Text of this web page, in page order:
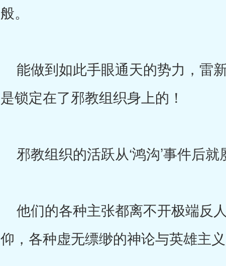
般。
能做到如此手眼通天的势力，雷
是锁定在了邪教组织身上的！
邪教组织的活跃从‘鸿沟’事件后就
他们的各种主张都离不开极端反
仰，各种虚无缥缈的神论与英雄主